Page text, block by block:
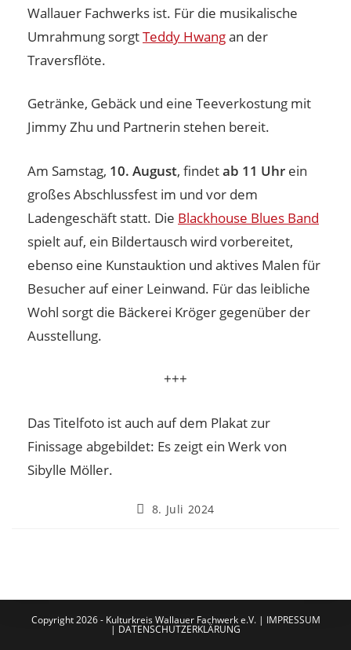
Wallauer Fachwerks ist. Für die musikalische
Umrahmung sorgtTeddy Hwangan der
Traversflöte.
Getränke, Gebäck und eine Teeverkostung mit
Jimmy Zhu und Partnerin stehen bereit.
Am Samstag, 10. August, findetab 11 Uhr ein
großes Abschlussfest im und vor dem
Ladengeschäft statt. Die Blackhouse Blues Band
spielt auf, ein Bildertausch wird vorbereitet,
ebenso eine Kunstauktion und aktives Malen für
Besucher auf einer Leinwand. Für das leibliche
Wohl sorgt die Bäckerei Kröger gegenüber der
Ausstellung.
+++
Das Titelfoto ist auch auf dem Plakat zur
Finissage abgebildet: Es zeigt ein Werk von
Sibylle Möller.
8. Juli 2024
Copyright 2026 - Kulturkreis Wallauer Fachwerk e.V. | IMPRESSUM
| DATENSCHUTZERKLÄRUNG